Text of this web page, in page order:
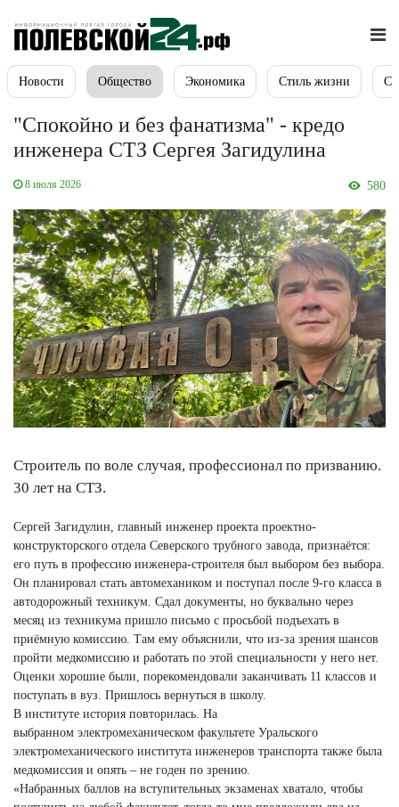
Новости Общество Экономика Стиль жизни
"Спокойно и без фанатизма" - кредо
инженера СТЗ Сергея Загидулина
8 июля 2026 580
Строитель по воле случая, профессионал по призванию.
30 лет на СТЗ.
Сергей Загидулин, главный инженер проекта проектно-
конструкторского отдела Северского трубного завода, признаётся:
его путь в профессию инженера-строителя был выбором без выбора.
Он планировал стать автомехаником и поступал после 9-го класса в
автодорожный техникум. Сдал документы, но буквально через
месяц из техникума пришло письмо с просьбой подъехать в
приёмную комиссию. Там ему объяснили, что из-за зрения шансов
пройти медкомиссию и работать по этой специальности у него нет.
Оценки хорошие были, порекомендовали заканчивать 11 классов и
поступать в вуз. Пришлось вернуться в школу.
В институте история повторилась. На
выбранном электромеханическом факультете Уральского
электромеханического института инженеров транспорта также была
медкомиссия и опять – не годен по зрению.
«Набранных баллов на вступительных экзаменах хватало, чтобы